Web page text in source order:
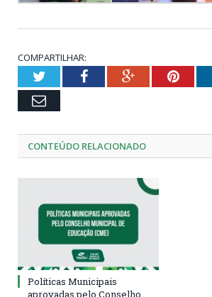
COMPARTILHAR:
TwitterFacebookGoogle+
Email
CONTEÚDO RELACIONADO
Políticas Municipais
aprovadas pelo Conselho